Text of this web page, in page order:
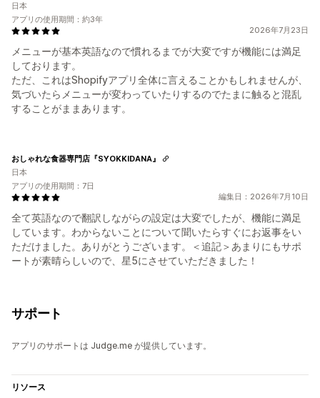
2026年7月23日
メニューが基本英語なので慣れるまでが大変ですが機能には満足
しております。
ただ、これはShopifyアプリ全体に言えることかもしれませんが、
気づいたらメニューが変わっていたりするのでたまに触ると混乱
することがままあります。
日本
アプリの使用期間：約3年
編集日：2026年7月10日
全て英語なので翻訳しながらの設定は大変でしたが、機能に満足
しています。わからないことについて聞いたらすぐにお返事をい
ただけました。ありがとうございます。＜追記＞あまりにもサポ
ートが素晴らしいので、星5にさせていただきました！
おしゃれな食器専門店『SYOKKIDANA』
日本
アプリの使用期間：7日
サポート
アプリのサポートは Judge.me が提供しています。
リソース